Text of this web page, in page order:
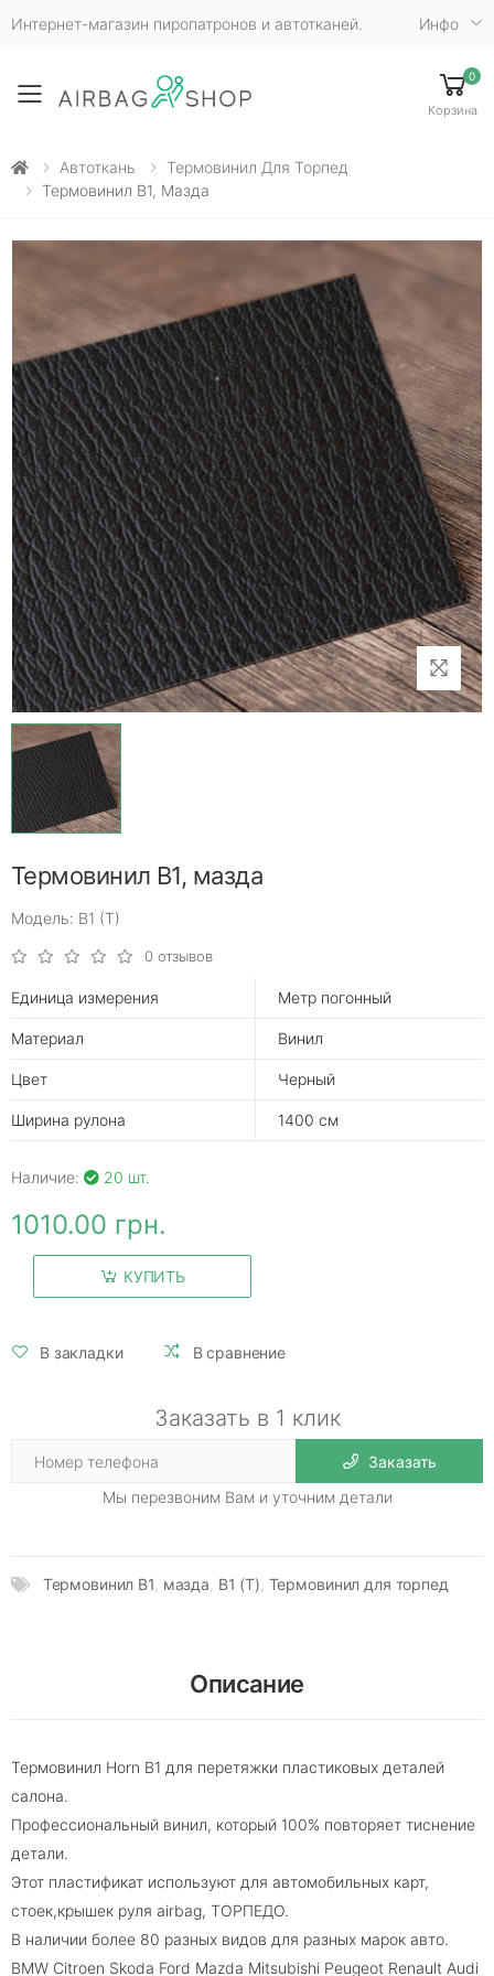
Интернет-магазин пиропатронов и автотканей. Инфо
Toggle mobile menu
0
Корзина
Автоткань
Термовинил Для Торпед
Термовинил B1, Мазда
Термовинил B1, мазда
Модель: B1 (T)
0 отзывов
Единица измерения Метр погонный
Материал Винил
Цвет Черный
Ширина рулона 1400 см
Наличие: 20 шт.
1010.00 грн.
КУПИТЬ
В закладки В сравнение
Заказать в 1 клик
Заказать
Мы перезвоним Вам и уточним детали
Термовинил B1 мазда B1 (T) Термовинил для торпед
Описание
Термовинил Horn B1 для перетяжки пластиковых деталей
салона.
Профессиональный винил, который 100% повторяет тиснение
детали.
Этот пластификат используют для автомобильных карт,
стоек,крышек руля airbag, ТОРПЕДО.
В наличии более 80 разных видов для разных марок авто.
BMW Citroen Skoda Ford Mazda Mitsubishi Peugeot Renault Audi